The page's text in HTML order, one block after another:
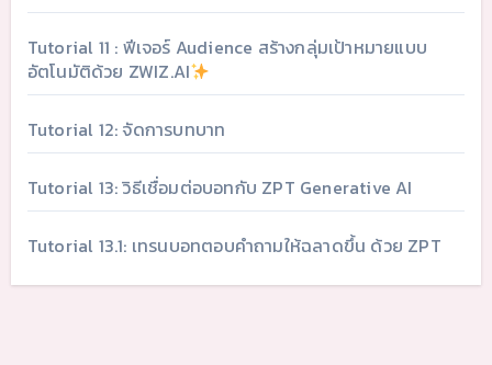
Tutorial 11 : ฟีเจอร์ Audience สร้างกลุ่มเป้าหมายแบบ
อัตโนมัติด้วย ZWIZ.AI
Tutorial 12: จัดการบทบาท
Tutorial 13: วิธีเชื่อมต่อบอทกับ ZPT Generative AI
Tutorial 13.1: เทรนบอทตอบคำถามให้ฉลาดขึ้น ด้วย ZPT